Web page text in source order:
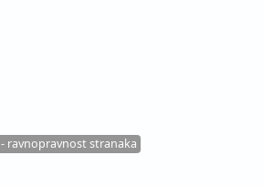
ravnopravnost stranaka